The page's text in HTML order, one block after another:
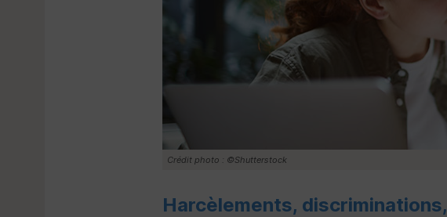
Crédit photo : ©Shutterstock
Harcèlements, discriminations,